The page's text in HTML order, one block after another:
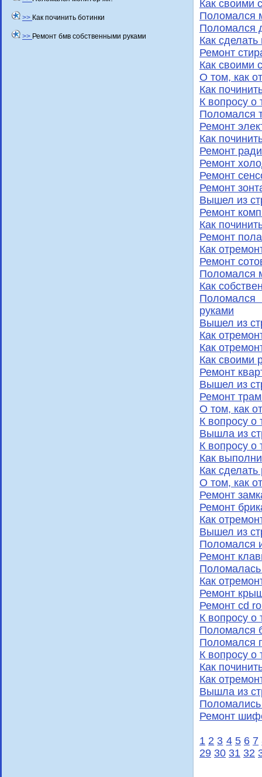
>> Как починить ботинки
>> Ремонт бмв собственными руками
Как своими
Поломался
Поломался
Как сделать
Ремонт
Как своими
О том, как
Как
К вопросу о
Поломался
Ремонт
Как
Ремонт
Ремонт
Ремонт
Ремонт
Вышел из
Ремонт
Как
Ремонт
Как
Ремонт
Поломался
Как
Поломался
руками
Вышел из
Как
Как
Как своими
Ремонт
Вышел из
Ремонт
О том, как
К вопросу о
Вышла из
К вопросу о
Как
Как
О том, как
Ремонт
Ремонт
Как
Вышел из
Поломался
Ремонт
Поломалась
Как
Ремонт
Ремонт cd
К вопросу о
Поломался
Поломался
К вопросу о
Как
Как
Вышла из
Поломались
Ремонт
1 2 3 4 5 6 7
29 30 31 32